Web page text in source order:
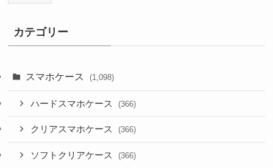
カテゴリー
スマホケース (1,098)
ハードスマホケース (366)
クリアスマホケース (366)
ソフトクリアケース (366)